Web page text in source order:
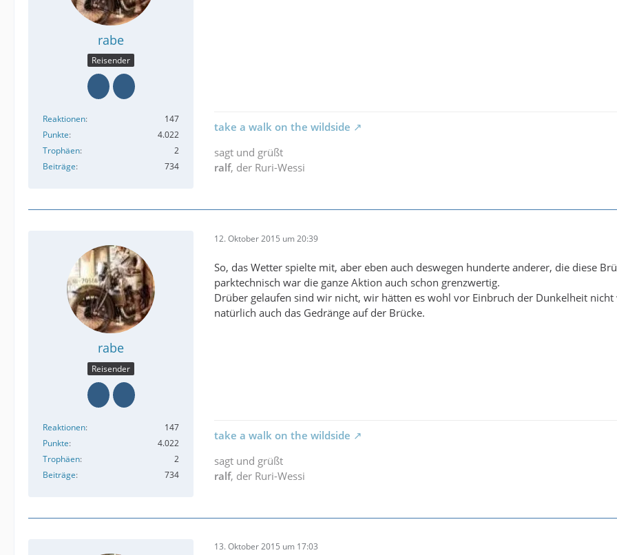
rabe
Reisender
Reaktionen
147
Punkte
4.022
Trophäen
2
Beiträge
734
take a walk on the wildside
sagt und grüßt
ralf, der Ruri-Wessi
rabe
Reisender
Reaktionen
147
Punkte
4.022
Trophäen
2
Beiträge
734
12. Oktober 2015 um 20:39
So, das Wetter spielte mit, aber eben auch deswegen hunderte anderer, die diese
parktechnisch war die ganze Aktion auch schon grenzwertig.
Drüber gelaufen sind wir nicht, wir hätten es wohl vor Einbruch der Dunkelheit
natürlich auch das Gedränge auf der Brücke.
take a walk on the wildside
sagt und grüßt
ralf, der Ruri-Wessi
13. Oktober 2015 um 17:03